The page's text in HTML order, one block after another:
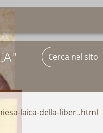
laica-della-libert.html